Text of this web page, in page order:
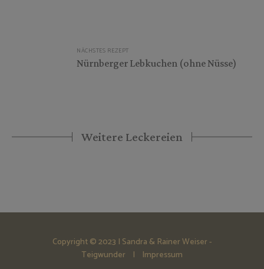
NÄCHSTES REZEPT
Nürnberger Lebkuchen (ohne Nüsse)
Weitere Leckereien
Copyright © 2023 | Sandra & Rainer Weiser -
Teigwunder | Impressum